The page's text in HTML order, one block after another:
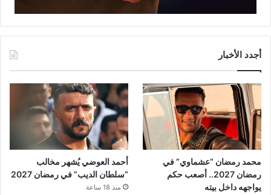
أجدد الأخبار
محمد رمضان “عشماوي” في
رمضان 2027.. أصعب حكم
يواجهه داخل بيته
أحمد العوضي يُشهر مخالب
“سلطان الديب” في رمضان 2027
منذ 18 ساعة